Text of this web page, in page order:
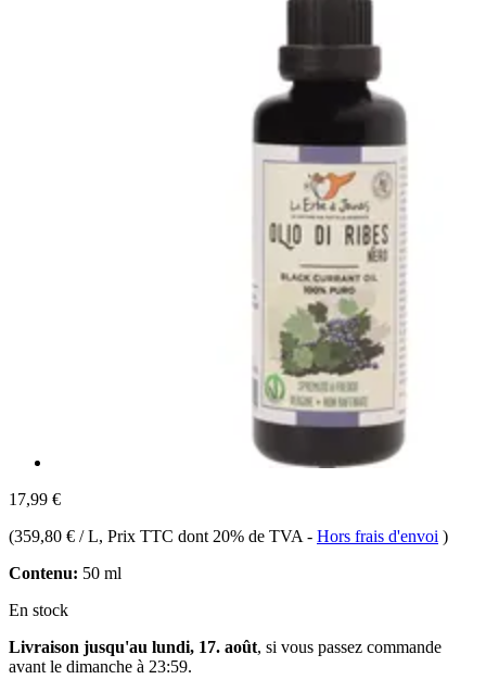
17,99 €
(359,80 € / L, Prix TTC dont 20% de TVA - Hors frais d'envoi )
Contenu: 50 ml
En stock
Livraison jusqu'au lundi, 17. août, si vous passez commande
avant le dimanche à 23:59.